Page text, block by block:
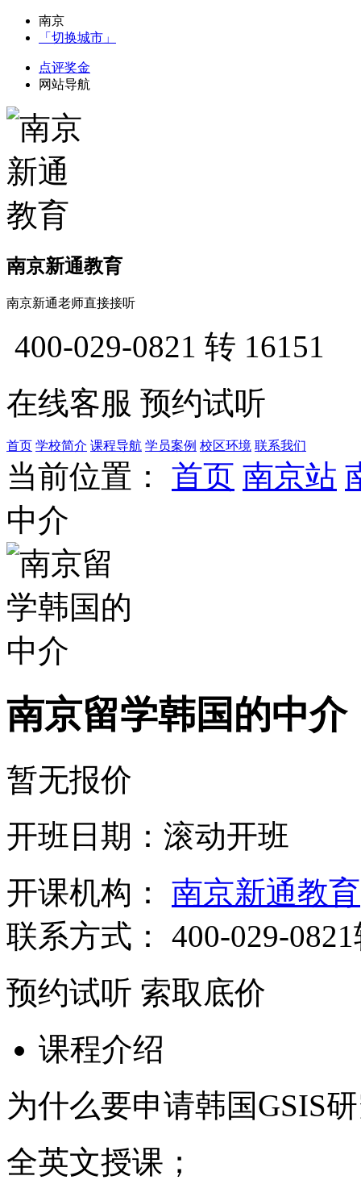
南京
「切换城市」
点评奖金
网站导航
南京新通教育
南京新通老师直接接听
400-029-0821 转 16151
在线客服 预约试听
首页 学校简介 课程导航 学员案例 校区环境 联系我们
当前位置： 首页 南京站
中介
南京留学韩国的中介
暂无报价
开班日期：滚动开班
开课机构：
南京新通教育
联系方式：
400-029-
预约试听 索取底价
课程介绍
为什么要申请韩国GSIS
全英文授课；